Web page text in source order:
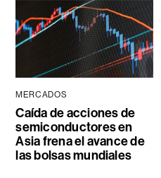
MERCADOS
Caída de acciones de
semiconductores en
Asia frena el avance de
las bolsas mundiales